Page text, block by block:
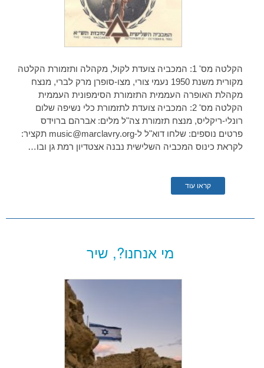
הקלטה מס' 1: המכביה צועדת לקול, מקהלה ותזמורת הקלטה
מקורית משנת 1950 נעמי צורי, מצו-סופרן מרק לברי, מנצח
מקהלת האופרה העממית התזמורת הסימפונית העממית
הקלטה מס' 2: המכביה צועדת לתזמורת כלי נשיפה שלום
רונלי-ריקליס, מנצח תזמורת צה"ל מלים: אברהם ברוידס
פרטים נוספים: שלחו דוא"ל ל-music@marclavry.org תקציר:
לקראת כינוס המכביה השלישית נבנה אצטדיון רמת גן ובו…
קראו עוד
מי אנחנו?, שיר